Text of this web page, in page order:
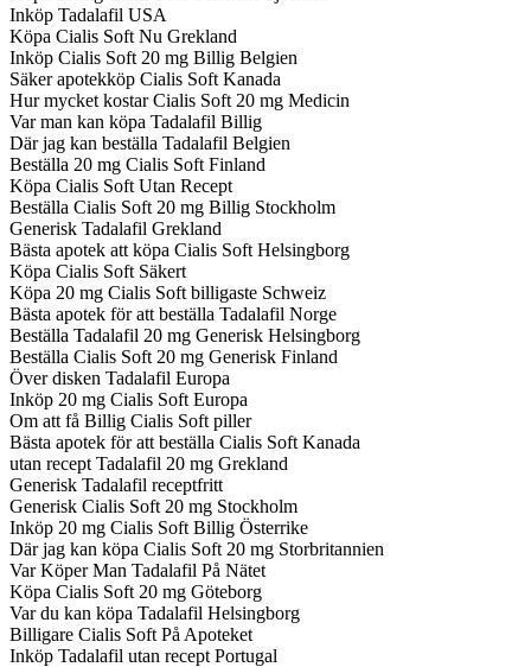
Inköp Tadalafil USA
Köpa Cialis Soft Nu Grekland
Inköp Cialis Soft 20 mg Billig Belgien
Säker apotekköp Cialis Soft Kanada
Hur mycket kostar Cialis Soft 20 mg Medicin
Var man kan köpa Tadalafil Billig
Där jag kan beställa Tadalafil Belgien
Beställa 20 mg Cialis Soft Finland
Köpa Cialis Soft Utan Recept
Beställa Cialis Soft 20 mg Billig Stockholm
Generisk Tadalafil Grekland
Bästa apotek att köpa Cialis Soft Helsingborg
Köpa Cialis Soft Säkert
Köpa 20 mg Cialis Soft billigaste Schweiz
Bästa apotek för att beställa Tadalafil Norge
Beställa Tadalafil 20 mg Generisk Helsingborg
Beställa Cialis Soft 20 mg Generisk Finland
Över disken Tadalafil Europa
Inköp 20 mg Cialis Soft Europa
Om att få Billig Cialis Soft piller
Bästa apotek för att beställa Cialis Soft Kanada
utan recept Tadalafil 20 mg Grekland
Generisk Tadalafil receptfritt
Generisk Cialis Soft 20 mg Stockholm
Inköp 20 mg Cialis Soft Billig Österrike
Där jag kan köpa Cialis Soft 20 mg Storbritannien
Var Köper Man Tadalafil På Nätet
Köpa Cialis Soft 20 mg Göteborg
Var du kan köpa Tadalafil Helsingborg
Billigare Cialis Soft På Apoteket
Inköp Tadalafil utan recept Portugal